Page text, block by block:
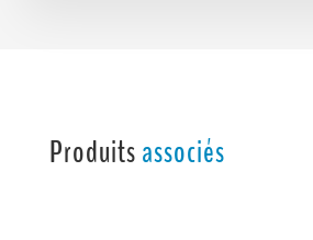
Produitsassociés